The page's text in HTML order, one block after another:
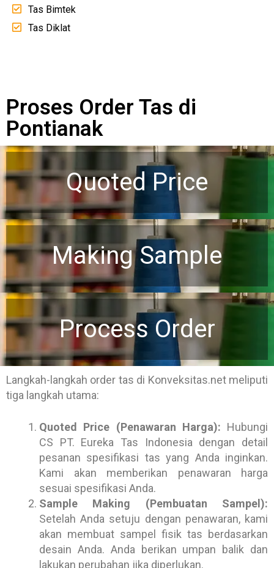
Tas Bimtek
Tas Diklat
Proses Order Tas di
Pontianak
Quoted Price
Making Sample
Process Order
Langkah-langkah order tas di Konveksitas.net meliputi
tiga langkah utama:
Quoted Price (Penawaran Harga): Hubungi
CS PT. Eureka Tas Indonesia dengan detail
pesanan spesifikasi tas yang Anda inginkan.
Kami akan memberikan penawaran harga
sesuai spesifikasi Anda.
Sample Making (Pembuatan Sampel):
Setelah Anda setuju dengan penawaran, kami
akan membuat sampel fisik tas berdasarkan
desain Anda. Anda berikan umpan balik dan
lakukan perubahan jika diperlukan.